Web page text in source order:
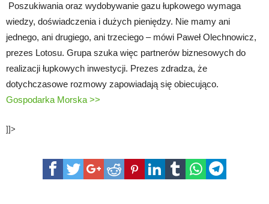
Poszukiwania oraz wydobywanie gazu łupkowego wymaga
wiedzy, doświadczenia i dużych pieniędzy. Nie mamy ani
jednego, ani drugiego, ani trzeciego – mówi Paweł Olechnowicz,
prezes Lotosu. Grupa szuka więc partnerów biznesowych do
realizacji łupkowych inwestycji. Prezes zdradza, że
dotychczasowe rozmowy zapowiadają się obiecująco.
Gospodarka Morska >>
]]>